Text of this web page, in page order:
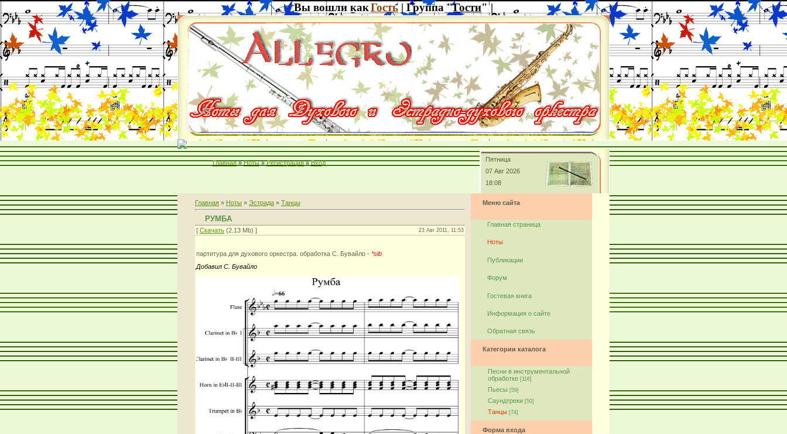
Вы вошли какГость | Группа "Гости" |
Главная » Ноты » Регистрация » Вход
Пятница
07 Авг 2026
18:08
Главная » Ноты » Эстрада » Танцы
РУМБА
[ Скачать (2.13 Mb) ] 23 Авг 2011, 11:53
партитура для духового оркестра. обработка С. Бувайло - *sib
Добавил С. Бувайло
Меню сайта
Главная страница
Ноты
Публикации
Форум
Гостевая книга
Информация о сайте
Обратная связь
Категории каталога
Песни в инструментальной
обработке [116]
Пьесы [59]
Саундтреки [50]
Танцы [74]
Форма входа